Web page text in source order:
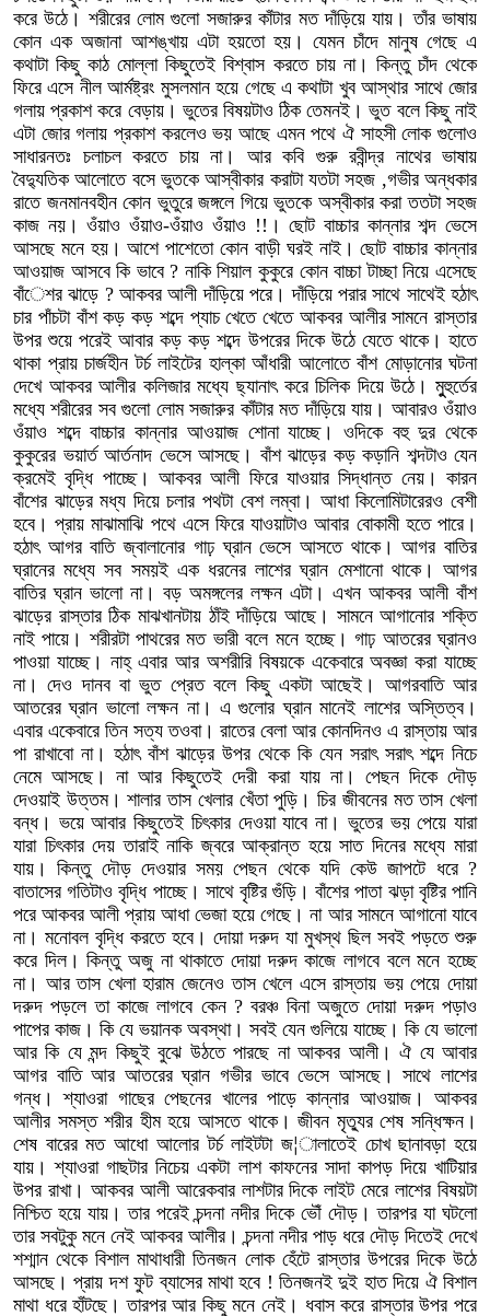
করে উঠে। শরীরের লোম গুলো সজারুর কাঁটার মত দাঁড়িয়ে যায়। তাঁর ভাষায়
কোন এক অজানা আশঙ্খায় এটা হয়তো হয়। যেমন চাঁদে মানুষ গেছে এ
কথাটা কিছু কাঠ মোল্লা কিছুতেই বিশ্বাস করতে চায় না। কিন্তু চাঁদ থেকে
ফিরে এসে নীল আর্মষ্ট্রং মুসলমান হয়ে গেছে এ কথাটা খুব আস্থার সাথে জোর
গলায় প্রকাশ করে বেড়ায়। ভুতের বিষয়টাও ঠিক তেমনই। ভুত বলে কিছু নাই
এটা জোর গলায় প্রকাশ করলেও ভয় আছে এমন পথে ঐ সাহসী লোক গুলোও
সাধারনতঃ চলাচল করতে চায় না। আর কবি গুরু রবীন্দ্র নাথের ভাষায়
বৈদ্যুতিক আলোতে বসে ভুতকে আস্বীকার করাটা যতটা সহজ ,গভীর অন্ধকার
রাতে জনমানবহীন কোন ভুতুরে জঙ্গলে গিয়ে ভুতকে অস্বীকার করা ততটা সহজ
কাজ নয়। ওঁয়াও ওঁয়াও-ওঁয়াও ওঁয়াও !!। ছোট বাচ্চার কান্নার শব্দ ভেসে
আসছে মনে হয়। আশে পাশেতো কোন বাড়ী ঘরই নাই। ছোট বাচ্চার কান্নার
আওয়াজ আসবে কি ভাবে ? নাকি শিয়াল কুকুরে কোন বাচ্চা টাচ্ছা নিয়ে এসেছে
বাঁেশর ঝাড়ে ? আকবর আলী দাঁড়িয়ে পরে। দাঁড়িয়ে পরার সাথে সাথেই হঠাৎ
চার পাঁচটা বাঁশ কড় কড় শব্দে প্যাচ খেতে খেতে আকবর আলীর সামনে রাস্তার
উপর শুয়ে পরেই আবার কড় কড় শব্দে উপরের দিকে উঠে যেতে থাকে। হাতে
থাকা প্রায় চার্জহীন টর্চ লাইটের হাল্কা আঁধারী আলোতে বাঁশ মোড়ানোর ঘটনা
দেখে আকবর আলীর কলিজার মধ্যে ছ্যানাৎ করে চিলিক দিয়ে উঠে। মুুহুর্তের
মধ্যে শরীরের সব গুলো লোম সজারুর কাঁটার মত দাঁড়িয়ে যায়। আবারও ওঁয়াও
ওঁয়াও শব্দে বাচ্চার কান্নার আওয়াজ শোনা যাচ্ছে। ওদিকে বহু দুর থেকে
কুকুরের ভয়ার্ত আর্তনাদ ভেসে আসছে। বাঁশ ঝাড়ের কড় কড়ানি শব্দটাও যেন
ক্রমেই বৃদ্ধি পাচ্ছে। আকবর আলী ফিরে যাওয়ার সিদ্ধান্ত নেয়। কারন
বাঁশের ঝাড়ের মধ্য দিয়ে চলার পথটা বেশ লম্বা। আধা কিলোমিটারেরও বেশী
হবে। প্রায় মাঝামাঝি পথে এসে ফিরে যাওয়াটাও আবার বোকামী হতে পারে।
হঠাৎ আগর বাতি জ্বালানোর গাঢ় ঘ্রান ভেসে আসতে থাকে। আগর বাতির
ঘ্রানের মধ্যে সব সময়ই এক ধরনের লাশের ঘ্রান মেশানো থাকে। আগর
বাতির ঘ্রান ভালো না। বড় অমঙ্গলের লক্ষন এটা। এখন আকবর আলী বাঁশ
ঝাড়ের রাস্তার ঠিক মাঝখানটায় ঠাঁই দাঁড়িয়ে আছে। সামনে আগানোর শক্তি
নাই পায়ে। শরীরটা পাথরের মত ভারী বলে মনে হচ্ছে। গাঢ় আতরের ঘ্রানও
পাওয়া যাচ্ছে। নাহ্ এবার আর অশরীরি বিষয়কে একেবারে অবজ্ঞা করা যাচ্ছে
না। দেও দানব বা ভুত প্রেত বলে কিছু একটা আছেই। আগরবাতি আর
আতরের ঘ্রান ভালো লক্ষন না। এ গুলোর ঘ্রান মানেই লাশের অস্তিত্ব।
এবার একেবারে তিন সত্য তওবা। রাতের বেলা আর কোনদিনও এ রাস্তায় আর
পা রাখাবো না। হঠাৎ বাঁশ ঝাড়ের উপর থেকে কি যেন সরাৎ সরাৎ শব্দে নিচে
নেমে আসছে। না আর কিছুতেই দেরী করা যায় না। পেছন দিকে দৌড়
দেওয়াই উত্তম। শালার তাস খেলার খেঁতা পুড়ি। চির জীবনের মত তাস খেলা
বন্ধ। ভয়ে আবার কিছুতেই চিৎকার দেওয়া যাবে না। ভুতের ভয় পেয়ে যারা
যারা চিৎকার দেয় তারাই নাকি জ্বরে আক্রান্ত হয়ে সাত দিনের মধ্যে মারা
যায়। কিন্তু দৌড় দেওয়ার সময় পেছন থেকে যদি কেউ জাপটে ধরে ?
বাতাসের গতিটাও বৃদ্ধি পাচ্ছে। সাথে বৃষ্টির গুঁড়ি। বাঁশের পাতা ঝড়া বৃষ্টির পানি
পরে আকবর আলী প্রায় আধা ভেজা হয়ে গেছে। না আর সামনে আগানো যাবে
না। মনোবল বৃদ্ধি করতে হবে। দোয়া দরুদ যা মুখস্থ ছিল সবই পড়তে শুরু
করে দিল। কিন্তু অজু না থাকাতে দোয়া দরুদ কাজে লাগবে বলে মনে হচ্ছে
না। আর তাস খেলা হারাম জেনেও তাস খেলে এসে রাস্তায় ভয় পেয়ে দোয়া
দরুদ পড়লে তা কাজে লাগবে কেন ? বরঞ্চ বিনা অজুতে দোয়া দরুদ পড়াও
পাপের কাজ। কি যে ভয়ানক অবস্থা। সবই যেন গুলিয়ে যাচ্ছে। কি যে ভালো
আর কি যে মন্দ কিছুই বুঝে উঠতে পারছে না আকবর আলী। ঐ যে আবার
আগর বাতি আর আতরের ঘ্রান গভীর ভাবে ভেসে আসছে। সাথে লাশের
গন্ধ। শ্যাওরা গাছের পেছনের খালের পাড়ে কান্নার আওয়াজ। আকবর
আলীর সমস্ত শরীর হীম হয়ে আসতে থাকে। জীবন মৃত্যুর শেষ সন্ধিক্ষন।
শেষ বারের মত আধো আলোর টর্চ লাইটটা জ¦ালাতেই চোখ ছানাবড়া হয়ে
যায়। শ্যাওরা গাছটার নিচেয় একটা লাশ কাফনের সাদা কাপড় দিয়ে খাটিয়ার
উপর রাখা। আকবর আলী আরেকবার লাশটার দিকে লাইট মেরে লাশের বিষয়টা
নিশ্চিত হয়ে যায়। তার পরেই চন্দনা নদীর দিকে ভৌঁ দৌড়। তারপর যা ঘটলো
তার সবটুকু মনে নেই আকবর আলীর। চন্দনা নদীর পাড় ধরে দৌড় দিতেই দেখে
শশ্মান থেকে বিশাল মাথাধারী তিনজন লোক হেঁটে রাস্তার উপরের দিকে উঠে
আসছে। প্রায় দশ ফুট ব্যাসের মাথা হবে ! তিনজনই দুই হাত দিয়ে ঐ বিশাল
মাথা ধরে হাঁটছে। তারপর আর কিছু মনে নেই। ধবাস করে রাস্তার উপর পরে